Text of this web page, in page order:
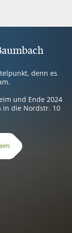
denn es
und Ende 2024
die Nordstr. 10